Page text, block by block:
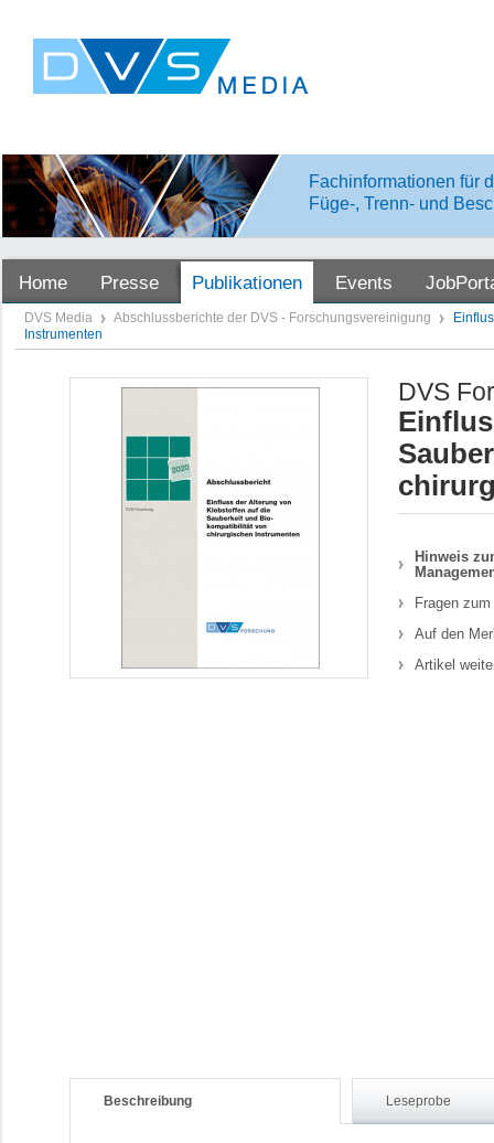
Fachinformationen für
Füge-, Trenn- und
Home Presse Publikationen Events
DVS Media Abschlussberichte der DVS - Forschungsvereinigung
Instrumenten
DVS
Hinweis
Fragen
Auf den
Artikel
Beschreibung Leseprobe